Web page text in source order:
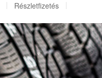
Részletfizetés